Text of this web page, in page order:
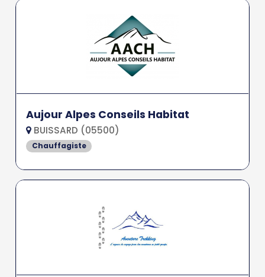
Aujour Alpes Conseils Habitat
BUISSARD (05500)
Chauffagiste